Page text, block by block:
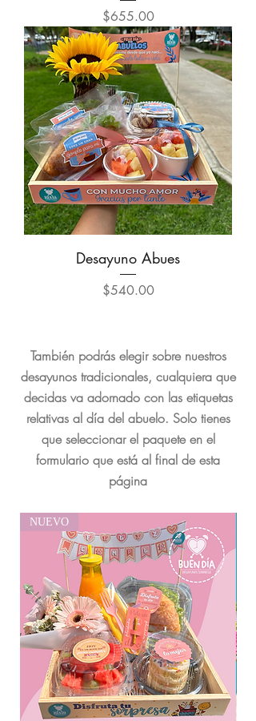
Precio
$655.00
Desayuno Abues
Precio
$540.00
También podrás elegir sobre nuestros
desayunos tradicionales, cualquiera que
decidas va adornado con las etiquetas
relativas al día del abuelo. Solo tienes
que seleccionar el paquete en el
formulario que está al final de esta
página
NUEVO